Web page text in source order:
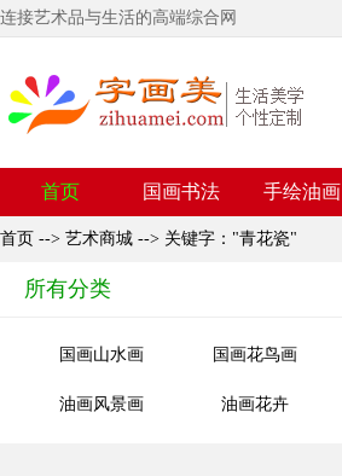
连接艺术品与生活的高端综合网
首页 国画书法 手绘油画
首页 --> 艺术商城 --> 关键字："青花瓷"
所有分类
国画山水画 国画花鸟画
油画风景画 油画花卉